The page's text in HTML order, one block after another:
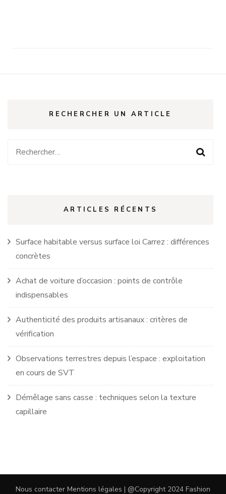
RECHERCHER UN ARTICLE
Rechercher :
ARTICLES RÉCENTS
Surface habitable versus surface loi Carrez : différences
concrètes
Achat de voiture d’occasion : points de contrôle
indispensables
Authenticité des produits artisanaux : critères de
vérification
Observations terrestres depuis l’espace : exploitation
en cours de SVT
Démêlage sans casse : techniques selon la texture
capillaire
Nous contacter Mentions légales | @Copyright 2024 Fashion